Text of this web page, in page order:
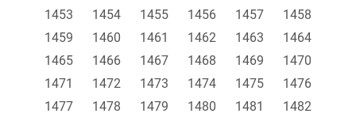
1453
1454 1455 1456 1457
1458
1459
1460 1461 1462 1463
1464
1465
1466 1467 1468 1469
1470
1471
1472 1473 1474 1475
1476
1477
1478 1479 1480 1481
1482